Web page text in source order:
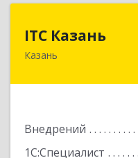
ITC Казань
Казань
Внедрений
1С:Специалист
420094,